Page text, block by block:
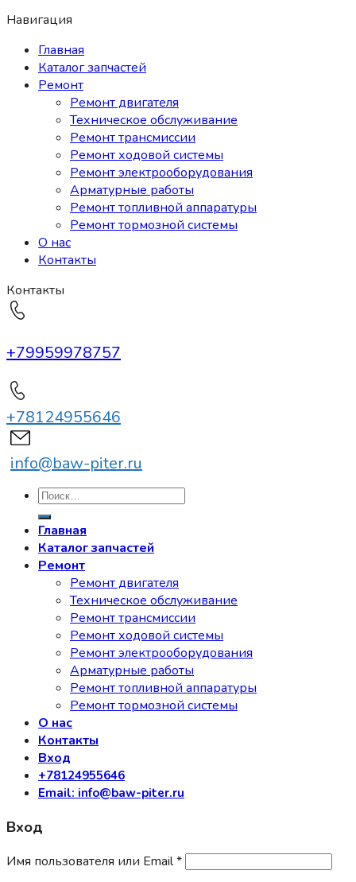
Навигация
Главная
Каталог запчастей
Ремонт
Ремонт двигателя
Техническое обслуживание
Ремонт трансмиссии
Ремонт ходовой системы
Ремонт электрооборудования
Арматурные работы
Ремонт топливной аппаратуры
Ремонт тормозной системы
О нас
Контакты
Контакты
+79959978757
+78124955646
info@baw-piter.ru
Искать:
Главная
Каталог запчастей
Ремонт
Ремонт двигателя
Техническое обслуживание
Ремонт трансмиссии
Ремонт ходовой системы
Ремонт электрооборудования
Арматурные работы
Ремонт топливной аппаратуры
Ремонт тормозной системы
О нас
Контакты
Вход
+78124955646
Email: info@baw-piter.ru
Вход
Имя пользователя или Email*